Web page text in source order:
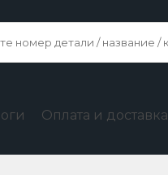
Оплата и доставка